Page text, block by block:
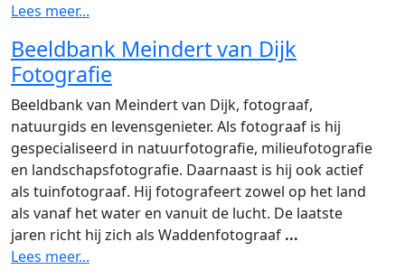
Lees meer...
Beeldbank Meindert van Dijk
Fotografie
Beeldbank van Meindert van Dijk, fotograaf,
natuurgids en levensgenieter. Als fotograaf is hij
gespecialiseerd in natuurfotografie, milieufotografie
en landschapsfotografie. Daarnaast is hij ook actief
als tuinfotograaf. Hij fotografeert zowel op het land
als vanaf het water en vanuit de lucht. De laatste
jaren richt hij zich als Waddenfotograaf ...
Lees meer...